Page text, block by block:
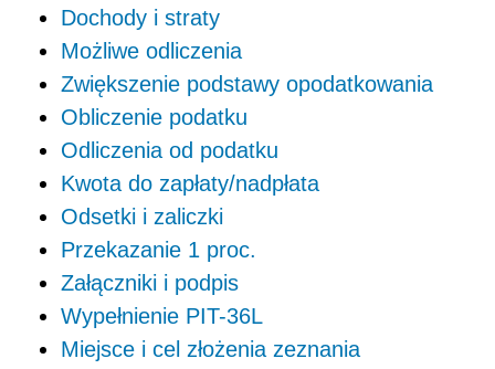
Dochody i straty
Możliwe odliczenia
Zwiększenie podstawy opodatkowania
Obliczenie podatku
Odliczenia od podatku
Kwota do zapłaty/nadpłata
Odsetki i zaliczki
Przekazanie 1 proc.
Załączniki i podpis
Wypełnienie PIT-36L
Miejsce i cel złożenia zeznania